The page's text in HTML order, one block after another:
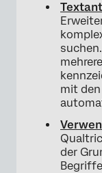
Manuelles
Themen
FAQsmit
der